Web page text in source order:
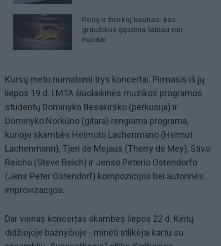
Pelių ir žiurkių baubas: kas
graužikus gąsdina labiau nei
nuodai
Kursų metu numatomi trys koncertai. Pirmasis iš jų -
liepos 19 d. LMTA šiuolaikinės muzikos programos
studentų Dominyko Besakirsko (perkusija) ir
Dominyko Norkūno (gitara) rengiama programa,
kurioje skambės Helmuto Lachenmano (Helmut
Lachenmann), Tjeri de Mejaus (Therry de Mey), Stivo
Reicho (Steve Reich) ir Jenso Peterio Ostendorfo
(Jens Peter Ostendorf) kompozicijos bei autorinės
improvizacijos.
Dar vienas koncertas skambės liepos 22 d. Kintų
didžiojoje bažnyčioje - minėti atlikėjai kartu su